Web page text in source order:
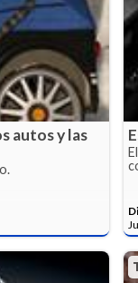
autos y las